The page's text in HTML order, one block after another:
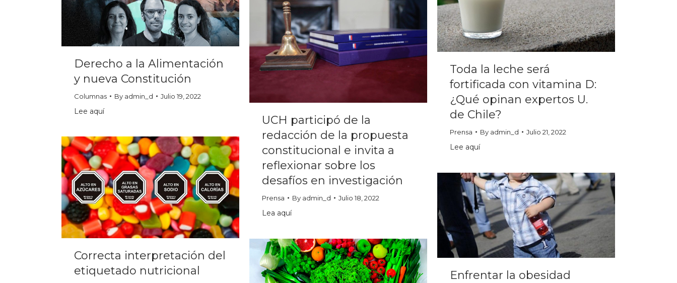
Toda la leche será
fortificada con vitamina D:
¿Qué opinan expertos U.
de Chile?
Prensa By admin_d Julio 21, 2022
Lee aquí
Derecho a la Alimentación
y nueva Constitución
Columnas By admin_d Julio 19, 2022
Lee aquí
UCH participó de la
redacción de la propuesta
constitucional e invita a
reflexionar sobre los
desafíos en investigación
Prensa By admin_d Julio 18, 2022
Lea aquí
Correcta interpretación del
etiquetado nutricional
Enfrentar la obesidad